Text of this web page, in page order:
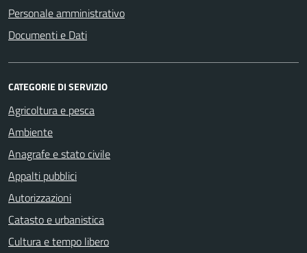
Personale amministrativo
Documenti e Dati
CATEGORIE DI SERVIZIO
Agricoltura e pesca
Ambiente
Anagrafe e stato civile
Appalti pubblici
Autorizzazioni
Catasto e urbanistica
Cultura e tempo libero